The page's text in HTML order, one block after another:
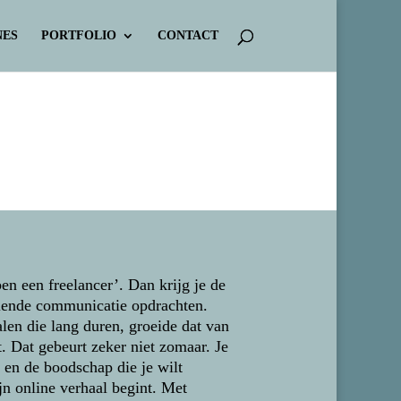
PORTFOLIO CONTACT
een freelancer’. Dan krijg je de
communicatie opdrachten.
die lang duren, groeide dat van
gebeurt zeker niet zomaar. Je
de boodschap die je wilt
online verhaal begint. Met